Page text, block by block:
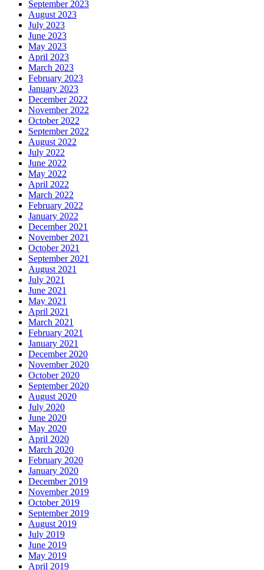
September 2023
August 2023
July 2023
June 2023
May 2023
April 2023
March 2023
February 2023
January 2023
December 2022
November 2022
October 2022
September 2022
August 2022
July 2022
June 2022
May 2022
April 2022
March 2022
February 2022
January 2022
December 2021
November 2021
October 2021
September 2021
August 2021
July 2021
June 2021
May 2021
April 2021
March 2021
February 2021
January 2021
December 2020
November 2020
October 2020
September 2020
August 2020
July 2020
June 2020
May 2020
April 2020
March 2020
February 2020
January 2020
December 2019
November 2019
October 2019
September 2019
August 2019
July 2019
June 2019
May 2019
April 2019